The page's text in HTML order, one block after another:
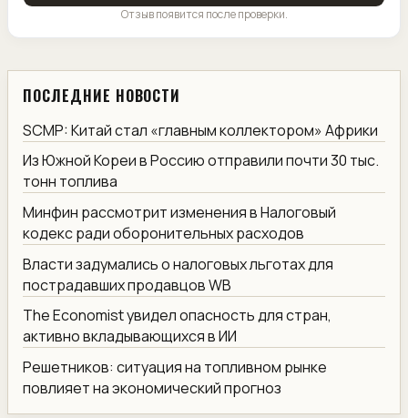
Отзыв появится после проверки.
ПОСЛЕДНИЕ НОВОСТИ
SCMP: Китай стал «главным коллектором» Африки
Из Южной Кореи в Россию отправили почти 30 тыс.
тонн топлива
Минфин рассмотрит изменения в Налоговый
кодекс ради оборонительных расходов
Власти задумались о налоговых льготах для
пострадавших продавцов WB
The Economist увидел опасность для стран,
активно вкладывающихся в ИИ
Решетников: ситуация на топливном рынке
повлияет на экономический прогноз